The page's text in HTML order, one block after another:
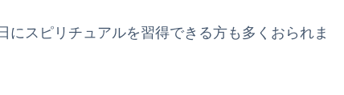
にスピリチュアルを習得できる方も多くおられま